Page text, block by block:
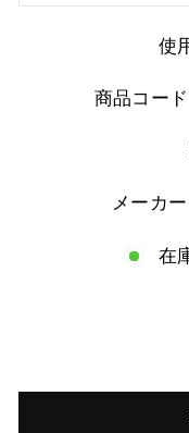
使
商品コード
メーカ
在